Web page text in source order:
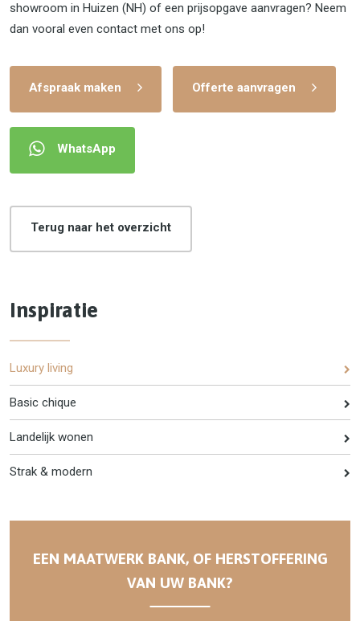
showroom in Huizen (NH) of een prijsopgave aanvragen? Neem
dan vooral even contact met ons op!
Afspraak maken Offerte aanvragen
WhatsApp
Terug naar het overzicht
Inspiratie
Luxury living
Basic chique
Landelijk wonen
Strak & modern
EEN MAATWERK BANK, OF HERSTOFFERING
VAN UW BANK?